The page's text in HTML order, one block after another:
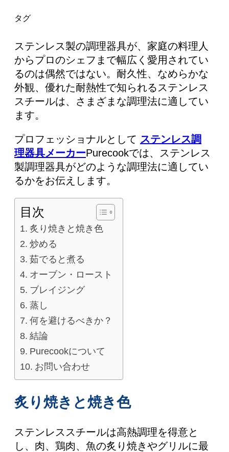
タグ
ステンレス製の調理器具が、家庭の料理人
からプロのシェフまで幅広く愛用されてい
るのは偶然ではない。耐久性、なめらかな
外観、優れた耐熱性で知られるステンレス
スチールは、さまざまな調理法に適してい
ます。
プロフェッショナルとして ステンレス調
理器具メーカーPurecookでは、ステンレス
製調理器具がどのような調理法に適してい
るかをお伝えします。
目次
炙り焼きと焼き色
炒める
茹でると煮る
オーブン・ロースト
ブレイジング
蒸し
何を避けるべきか？
結論
Purecookについて
お問い合わせ
炙り焼きと焼き色
ステンレススチールは高熱調理を得意と
し、肉、鶏肉、魚の炙り焼きやグリルに最